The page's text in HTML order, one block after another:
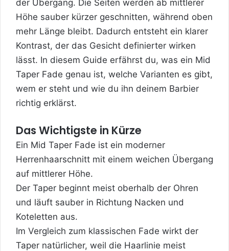
der Übergang. Die Seiten werden ab mittlerer
Höhe sauber kürzer geschnitten, während oben
mehr Länge bleibt. Dadurch entsteht ein klarer
Kontrast, der das Gesicht definierter wirken
lässt. In diesem Guide erfährst du, was ein Mid
Taper Fade genau ist, welche Varianten es gibt,
wem er steht und wie du ihn deinem Barbier
richtig erklärst.
Das Wichtigste in Kürze
Ein Mid Taper Fade ist ein moderner
Herrenhaarschnitt mit einem weichen Übergang
auf mittlerer Höhe.
Der Taper beginnt meist oberhalb der Ohren
und läuft sauber in Richtung Nacken und
Koteletten aus.
Im Vergleich zum klassischen Fade wirkt der
Taper natürlicher, weil die Haarlinie meist